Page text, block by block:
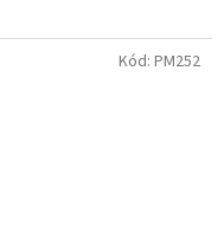
Kód: PM252